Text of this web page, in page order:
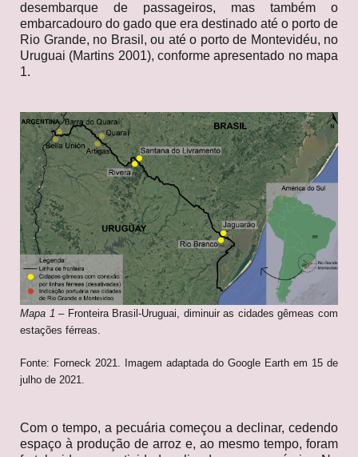
desembarque de passageiros, mas também o
embarcadouro do gado que era destinado até o porto de
Rio Grande, no Brasil, ou até o porto de Montevidéu, no
Uruguai (Martins 2001), conforme apresentado no mapa
1.
Mapa 1– Fronteira Brasil-Uruguai, diminuir as cidades gêmeas com
estações férreas.
Fonte: Forneck 2021. Imagem adaptada do Google Earth em 15 de
julho de 2021.
Com o tempo, a pecuária começou a declinar, cedendo
espaço à produção de arroz e, ao mesmo tempo, foram